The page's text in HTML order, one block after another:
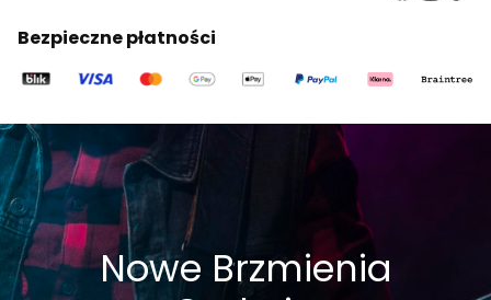
Bezpieczne płatności
Nowe Brzmienia